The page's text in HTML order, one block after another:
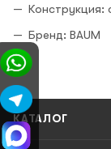
Конструкция:
Бренд: BAUM
КАТАЛОГ